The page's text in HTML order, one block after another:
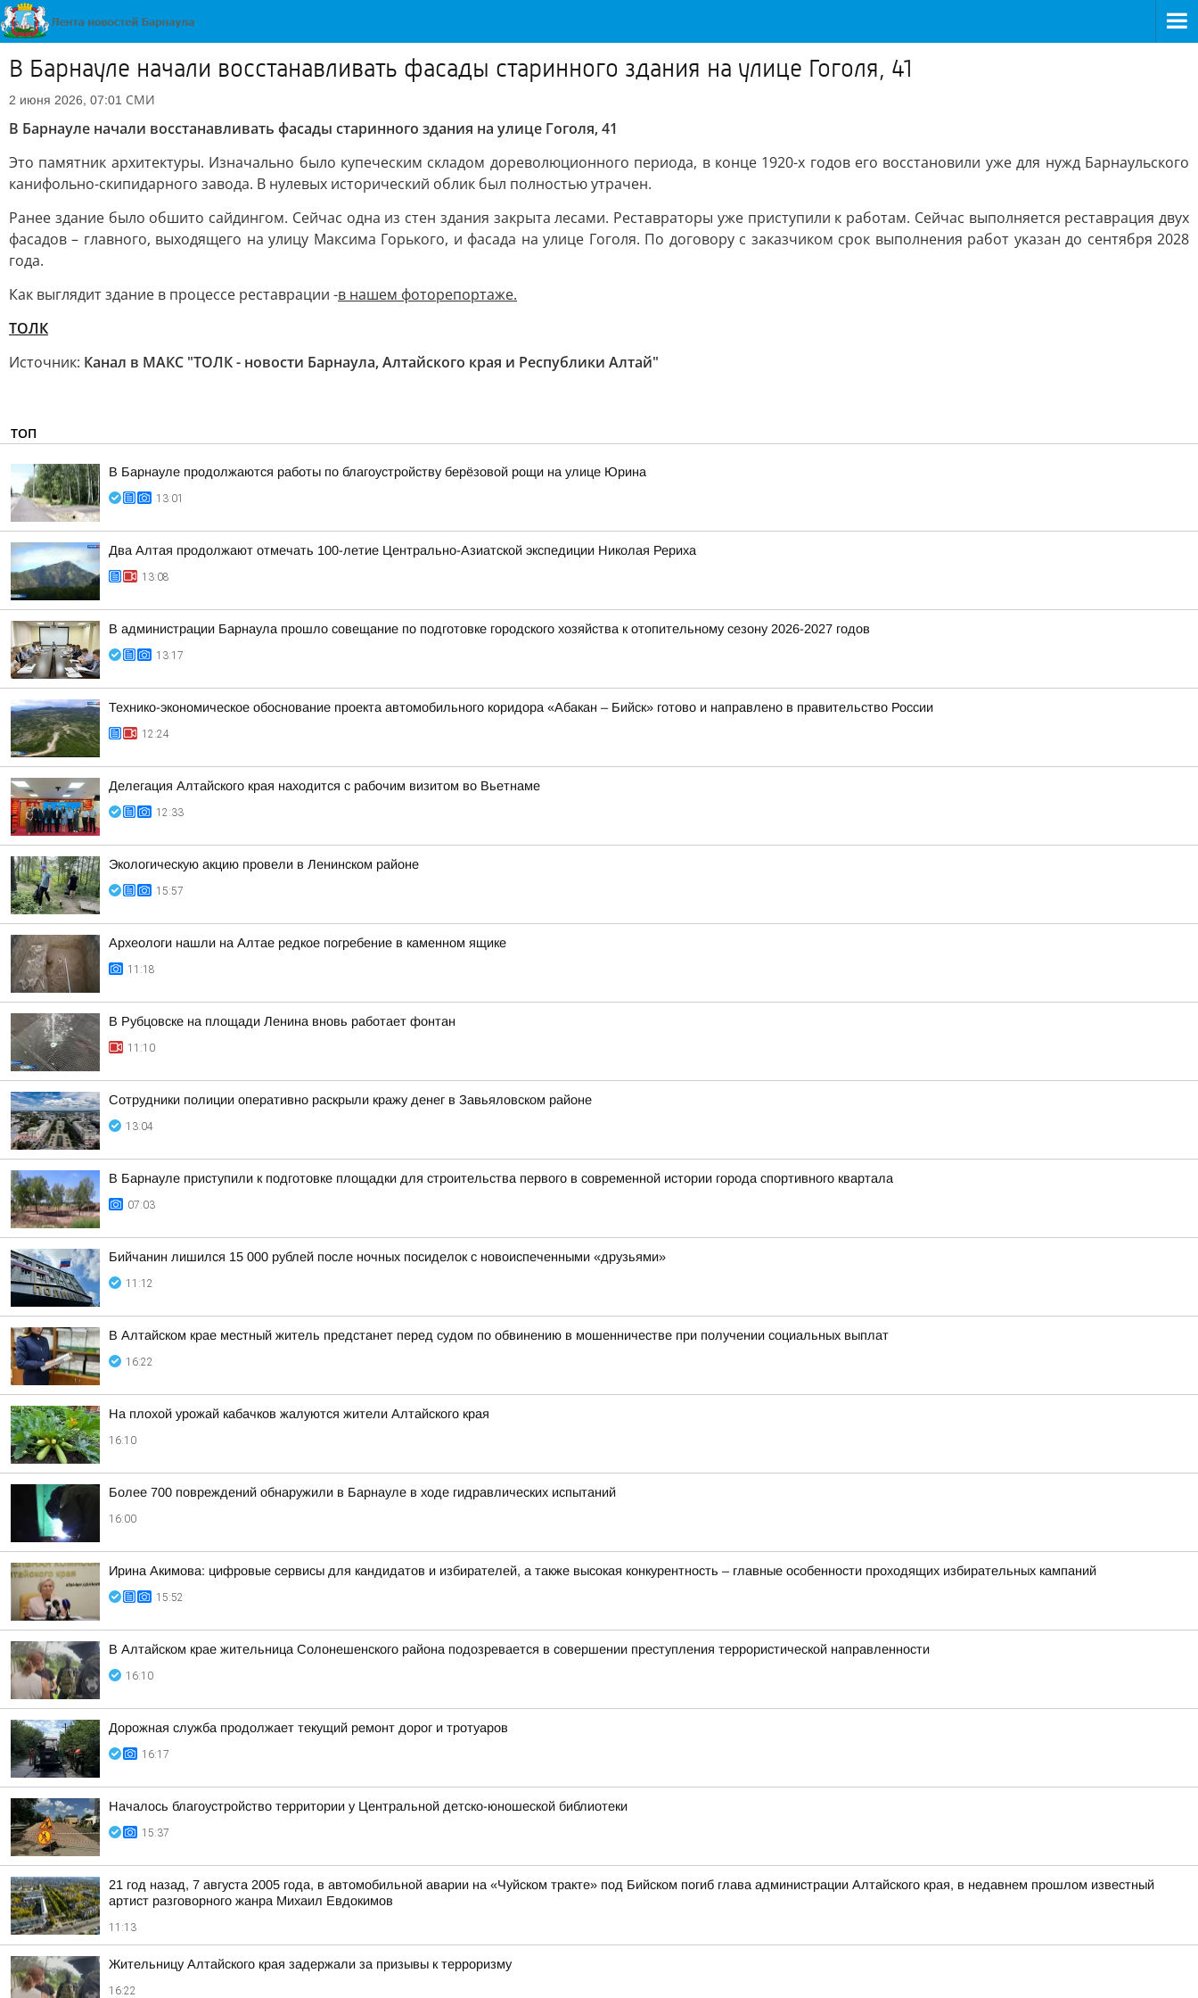
В Барнауле начали восстанавливать фасады старинного здания на улице Гоголя, 41
2 июня 2026, 07:01 СМИ
В Барнауле начали восстанавливать фасады старинного здания на улице Гоголя, 41
Это памятник архитектуры. Изначально было купеческим складом дореволюционного периода, в конце 1920-х годов его восстановили уже для нужд Барнаульского
канифольно-скипидарного завода. В нулевых исторический облик был полностью утрачен.
Ранее здание было обшито сайдингом. Сейчас одна из стен здания закрыта лесами. Реставраторы уже приступили к работам. Сейчас выполняется реставрация двух
фасадов – главного, выходящего на улицу Максима Горького, и фасада на улице Гоголя. По договору с заказчиком срок выполнения работ указан до сентября 2028
года.
Как выглядит здание в процессе реставрации -в нашем фоторепортаже.
ТОЛК
Источник: Канал в МАКС "ТОЛК - новости Барнаула, Алтайского края и Республики Алтай"
ТОП
В Барнауле продолжаются работы по благоустройству берёзовой рощи на улице Юрина
13:01
Два Алтая продолжают отмечать 100-летие Центрально-Азиатской экспедиции Николая Рериха
13:08
В администрации Барнаула прошло совещание по подготовке городского хозяйства к отопительному сезону 2026-2027 годов
13:17
Технико-экономическое обоснование проекта автомобильного коридора «Абакан – Бийск» готово и направлено в правительство России
12:24
Делегация Алтайского края находится с рабочим визитом во Вьетнаме
12:33
Экологическую акцию провели в Ленинском районе
15:57
Археологи нашли на Алтае редкое погребение в каменном ящике
11:18
В Рубцовске на площади Ленина вновь работает фонтан
11:10
Сотрудники полиции оперативно раскрыли кражу денег в Завьяловском районе
13:04
В Барнауле приступили к подготовке площадки для строительства первого в современной истории города спортивного квартала
07:03
Бийчанин лишился 15 000 рублей после ночных посиделок с новоиспеченными «друзьями»
11:12
В Алтайском крае местный житель предстанет перед судом по обвинению в мошенничестве при получении социальных выплат
16:22
На плохой урожай кабачков жалуются жители Алтайского края
16:10
Более 700 повреждений обнаружили в Барнауле в ходе гидравлических испытаний
16:00
Ирина Акимова: цифровые сервисы для кандидатов и избирателей, а также высокая конкурентность – главные особенности проходящих избирательных кампаний
15:52
В Алтайском крае жительница Солонешенского района подозревается в совершении преступления террористической направленности
16:10
Дорожная служба продолжает текущий ремонт дорог и тротуаров
16:17
Началось благоустройство территории у Центральной детско-юношеской библиотеки
15:37
21 год назад, 7 августа 2005 года, в автомобильной аварии на «Чуйском тракте» под Бийском погиб глава администрации Алтайского края, в недавнем прошлом известный
артист разговорного жанра Михаил Евдокимов
11:13
Жительницу Алтайского края задержали за призывы к терроризму
16:22